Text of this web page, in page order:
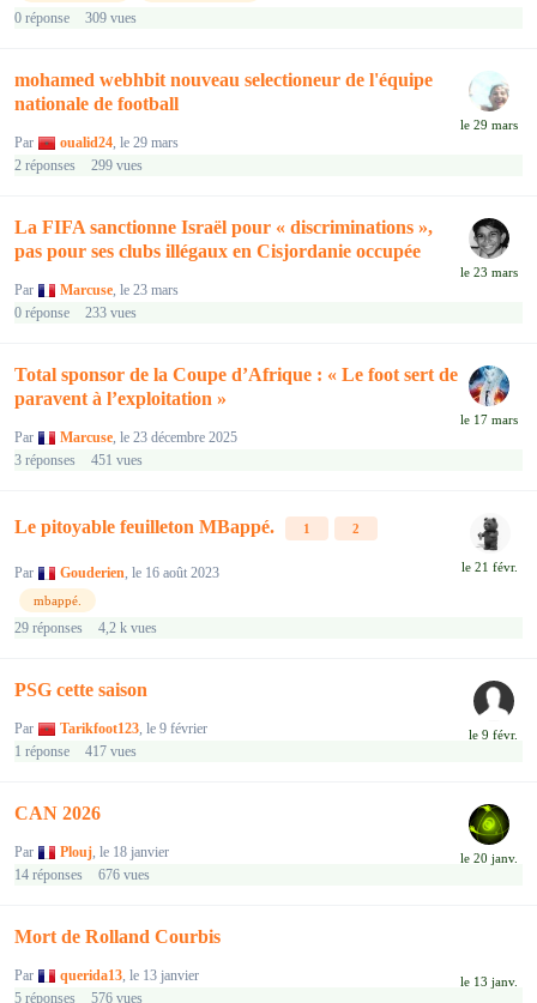
0 réponse 309 vues
mohamed webhbit nouveau selectioneur de l'équipe
nationale de football
Par oualid24, le 29 mars
2 réponses 299 vues
La FIFA sanctionne Israël pour « discriminations »,
pas pour ses clubs illégaux en Cisjordanie occupée
Par Marcuse, le 23 mars
0 réponse 233 vues
Total sponsor de la Coupe d’Afrique : « Le foot sert de
paravent à l’exploitation »
Par Marcuse, le 23 décembre 2025
3 réponses 451 vues
Le pitoyable feuilleton MBappé. 1 2
Par Gouderien, le 16 août 2023
mbappé.
29 réponses 4,2 k vues
PSG cette saison
Par Tarikfoot123, le 9 février
1 réponse 417 vues
CAN 2026
Par Plouj, le 18 janvier
14 réponses 676 vues
Mort de Rolland Courbis
Par querida13, le 13 janvier
5 réponses 576 vues